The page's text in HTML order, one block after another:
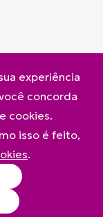
experiência
concorda
cookies.
isso é feito,
.